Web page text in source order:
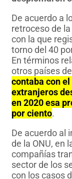
De acuerdo a
retroceso de
con la que
torno del 40
En términos
otros países
contaba con
extranjeros
en 2020 esa
por ciento.
De acuerdo al
de la ONU, en
compañías
sector de los
con los casos